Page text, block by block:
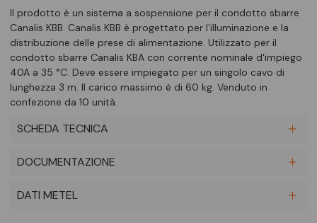
Il prodotto è un sistema a sospensione per il condotto sbarre
Canalis KBB. Canalis KBB è progettato per l'illuminazione e la
distribuzione delle prese di alimentazione. Utilizzato per il
condotto sbarre Canalis KBA con corrente nominale d'impiego
40A a 35 °C. Deve essere impiegato per un singolo cavo di
lunghezza 3 m. Il carico massimo è di 60 kg. Venduto in
confezione da 10 unità.
SCHEDA TECNICA
DOCUMENTAZIONE
DATI METEL